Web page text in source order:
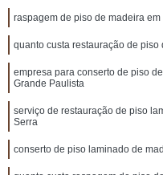
raspagem de piso de madeira
quanto custa restauração de
empresa para conserto de piso
Grande Paulista
serviço de restauração de piso
Serra
conserto de piso laminado de